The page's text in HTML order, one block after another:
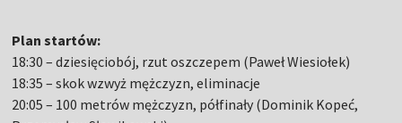
Plan startów:
18:30 – dziesięciobój, rzut oszczepem (Paweł Wiesiołek)
18:35 – skok wzwyż mężczyzn, eliminacje
20:05 – 100 metrów mężczyzn, półfinały (Dominik Kopeć,